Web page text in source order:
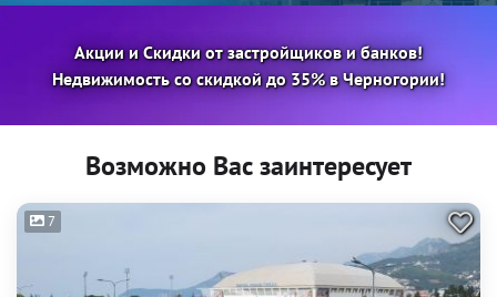
Акции и Скидки от застройщиков и банков!
Недвижимость со скидкой до 35% в Черногории!
Возможно Вас заинтересует
7